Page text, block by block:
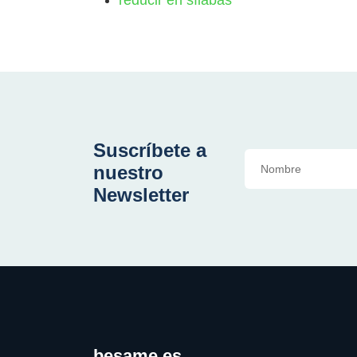
Suscríbete a
nuestro
Newsletter